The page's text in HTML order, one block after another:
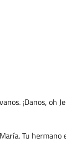
¡Danos, oh
Tu hermano